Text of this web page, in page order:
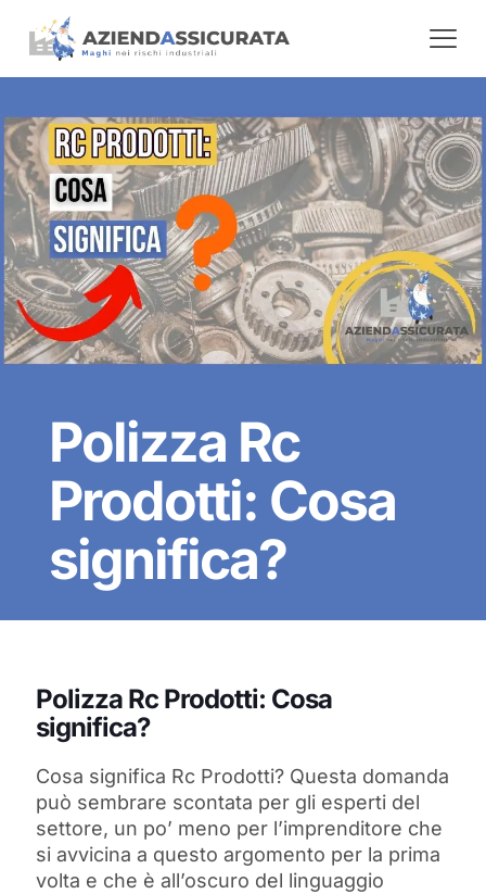
Polizza Rc
Prodotti: Cosa
significa?
Polizza Rc Prodotti: Cosa
significa?
Cosa significa Rc Prodotti? Questa domanda
può sembrare scontata per gli esperti del
settore, un po’ meno per l’imprenditore che
si avvicina a questo argomento per la prima
volta e che è all’oscuro del linguaggio